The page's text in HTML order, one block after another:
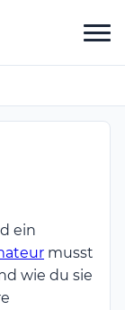
ein
musst
wie du sie